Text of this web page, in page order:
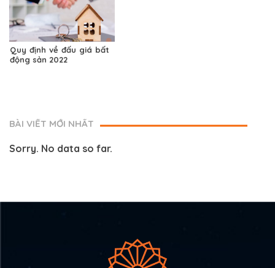
Quy định về đấu giá bất
động sản 2022
BÀI VIẾT MỚI NHẤT
Sorry. No data so far.